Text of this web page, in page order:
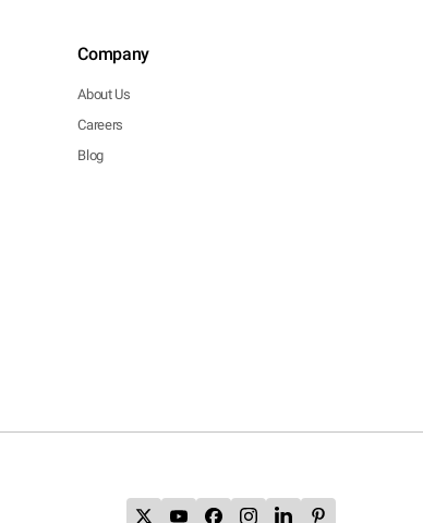
Company
About Us
Careers
Blog